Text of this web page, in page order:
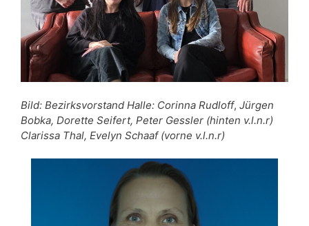
Bild: Bezirksvorstand Halle: Corinna Rudloff, Jürgen
Bobka, Dorette Seifert, Peter Gessler (hinten v.l.n.r)
Clarissa Thal, Evelyn Schaaf (vorne v.l.n.r)